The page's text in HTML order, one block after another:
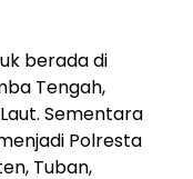
berada di
Tengah,
Sementara
Polresta
Tuban,